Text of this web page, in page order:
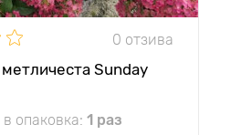
0 отзива
Sunday
опаковка: 1 раз